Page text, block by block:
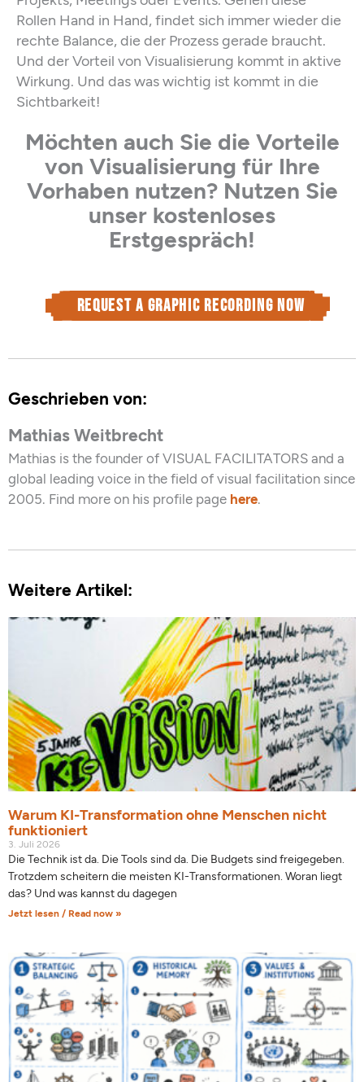
Rollen Hand in Hand, findet sich immer wieder die
rechte Balance, die der Prozess gerade braucht.
Und der Vorteil von Visualisierung kommt in aktive
Wirkung. Und das was wichtig ist kommt in die
Sichtbarkeit!
Möchten auch Sie die Vorteile
von Visualisierung für Ihre
Vorhaben nutzen? Nutzen Sie
unser kostenloses
Erstgespräch!
Request a graphic recording now
Geschrieben von:
Mathias Weitbrecht
Mathias is the founder of VISUAL FACILITATORS and a
global leading voice in the field of visual facilitation since
2005. Find more on his profile page here.
Weitere Artikel:
Warum KI-Transformation ohne Menschen nicht
funktioniert
3. Juli 2026
Die Technik ist da. Die Tools sind da. Die Budgets sind freigegeben.
Trotzdem scheitern die meisten KI-Transformationen. Woran liegt
das? Und was kannst du dagegen
Jetzt lesen / Read now »